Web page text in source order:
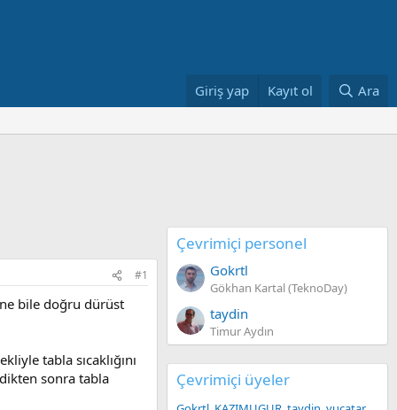
Giriş yap Kayıt ol Ara
#1
bile doğru dürüst
tabla sıcaklığını
sonra tabla
Çevrimiçi personel
Gokrtl
Gökhan Kartal (TeknoDay)
taydin
Timur Aydın
Çevrimiçi üyeler